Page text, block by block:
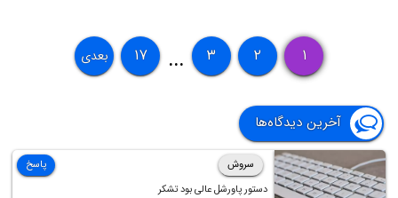
۱ ۲ ۳ ... ۱۷ بعدی
آخرین دیدگاه‌ها
سروش
دستور پاورشل عالی بود تشکر
پاسخ